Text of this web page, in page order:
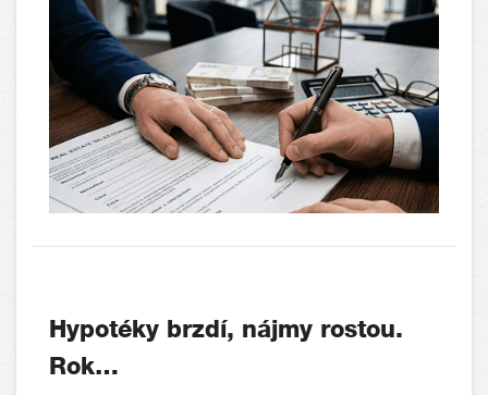
Hypotéky brzdí, nájmy rostou.
Rok…